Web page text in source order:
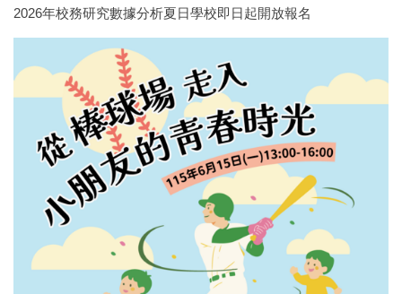
2026年校務研究數據分析夏日學校即日起開放報名